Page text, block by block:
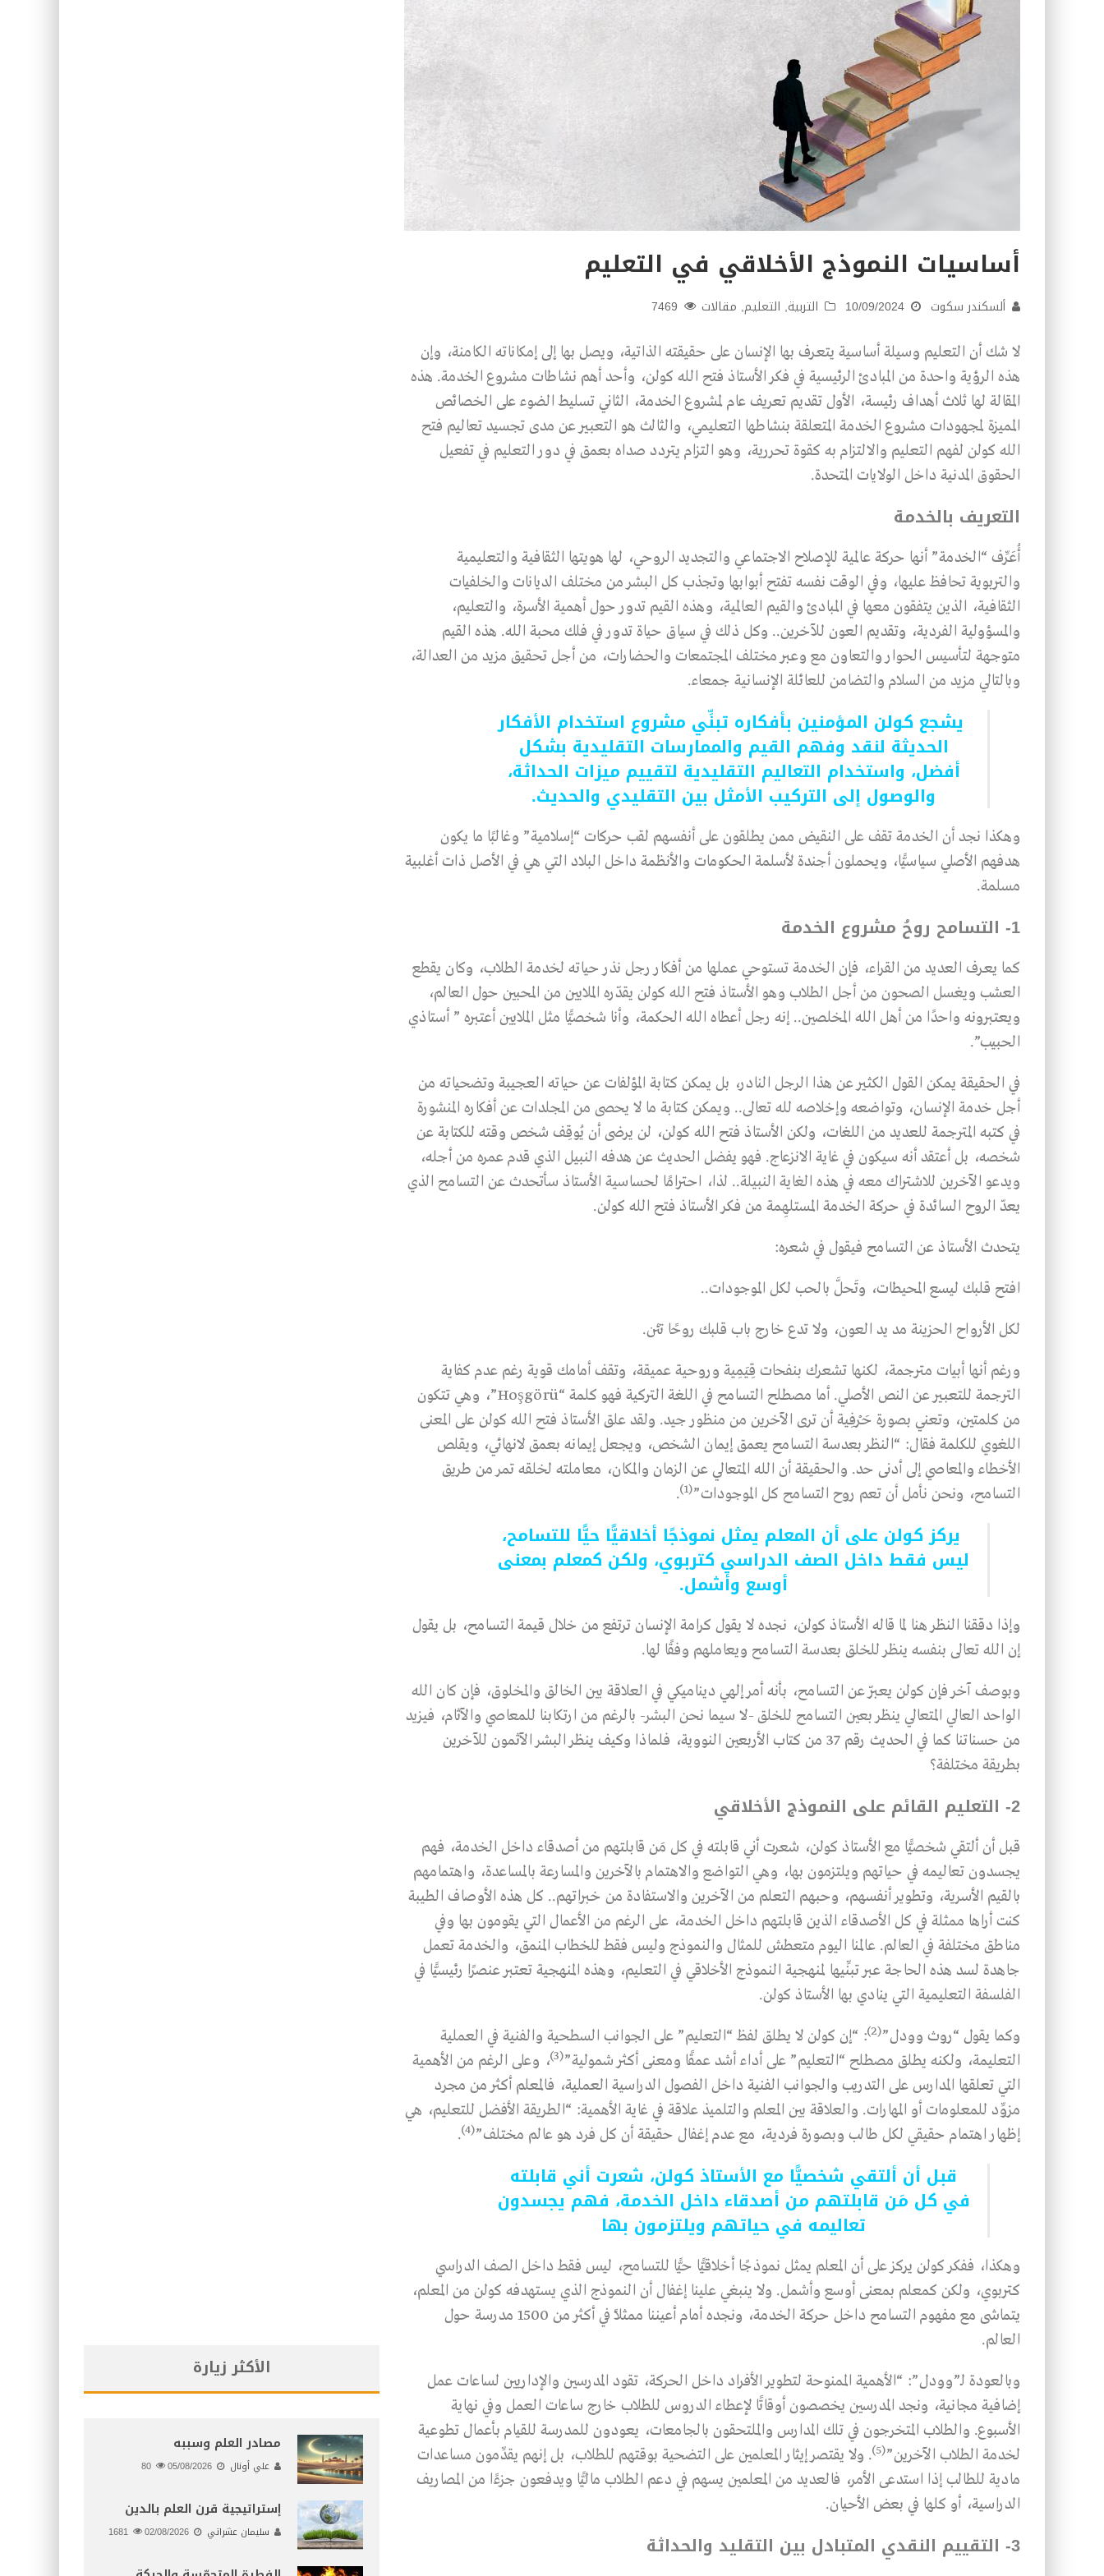
أساسيات النموذج الأخلاقي في التعليم
ألسكندر سكوت 10/09/2024 التربية, التعليم, مقالات
لا شك أن التعليم وسيلة أساسية يتعرف بها الإنسان على حقيقته الذاتية، ويصل بها إلى إمكاناته الكامنة، وإن
هذه الرؤية واحدة من المبادئ الرئيسية في فكر الأستاذ فتح الله كولن، وأحد أهم نشاطات مشروع الخدمة. هذه
المقالة لها ثلاث أهداف رئيسة، الأول تقديم تعريف عام لمشروع الخدمة، الثاني تسليط الضوء على الخصائص
المميزة لمجهودات مشروع الخدمة المتعلقة بنشاطها التعليمي، والثالث هو التعبير عن مدى تجسيد تعاليم فتح
الله كولن لفهم التعليم والالتزام به كقوة تحررية، وهو التزام يتردد صداه بعمق في دور التعليم في تفعيل
الحقوق المدنية داخل الولايات المتحدة.
التعريف بالخدمة
أُعَرِّف “الخدمة” أنها حركة عالمية للإصلاح الاجتماعي والتجديد الروحي، لها هويتها الثقافية والتعليمية
والتربوية تحافظ عليها، وفي الوقت نفسه تفتح أبوابها وتجذب كل البشر من مختلف الديانات والخلفيات
الثقافية، الذين يتفقون معها في المبادئ والقيم العالمية، وهذه القيم تدور حول أهمية الأسرة، والتعليم،
والمسؤولية الفردية، وتقديم العون للآخرين.. وكل ذلك في سياق حياة تدور في فلك محبة الله. هذه القيم
متوجهة لتأسيس الحوار والتعاون مع وعبر مختلف المجتمعات والحضارات، من أجل تحقيق مزيد من العدالة،
وبالتالي مزيد من السلام والتضامن للعائلة الإنسانية جمعاء.
يشجع كولن المؤمنين بأفكاره تبنِّي مشروع استخدام الأفكار
الحديثة لنقد وفهم القيم والممارسات التقليدية بشكل
أفضل، واستخدام التعاليم التقليدية لتقييم ميزات الحداثة،
والوصول إلى التركيب الأمثل بين التقليدي والحديث.
وهكذا نجد أن الخدمة تقف على النقيض ممن يطلقون على أنفسهم لقب حركات “إسلامية” وغالبًا ما يكون
هدفهم الأصلي سياسيًّا، ويحملون أجندة لأسلمة الحكومات والأنظمة داخل البلاد التي هي في الأصل ذات أغلبية
مسلمة.
1- التسامح روحُ مشروع الخدمة
كما يعرف العديد من القراء، فإن الخدمة تستوحي عملها من أفكار رجل نذر حياته لخدمة الطلاب، وكان يقطع
العشب ويغسل الصحون من أجل الطلاب وهو الأستاذ فتح الله كولن يقدّره الملايين من المحبين حول العالم،
ويعتبرونه واحدًا من أهل الله المخلصين.. إنه رجل أعطاه الله الحكمة، وأنا شخصيًّا مثل الملايين أعتبره ” أستاذي
الحبيب”.
في الحقيقة يمكن القول الكثير عن هذا الرجل النادر، بل يمكن كتابة المؤلفات عن حياته العجيبة وتضحياته من
أجل خدمة الإنسان، وتواضعه وإخلاصه لله تعالى.. ويمكن كتابة ما لا يحصى من المجلدات عن أفكاره المنشورة
في كتبه المترجمة للعديد من اللغات، ولكن الأستاذ فتح الله كولن، لن يرضى أن يُوقِف شخص وقته للكتابة عن
شخصه، بل أعتقد أنه سيكون في غاية الانزعاج. فهو يفضل الحديث عن هدفه النبيل الذي قدم عمره من أجله،
ويدعو الآخرين للاشتراك معه في هذه الغاية النبيلة.. لذا، احترامًا لحساسية الأستاذ سأتحدث عن التسامح الذي
يعدّ الروح السائدة في حركة الخدمة المستلهِمة من فكر الأستاذ فتح الله كولن.
يتحدث الأستاذ عن التسامح فيقول في شعره:
افتح قلبك ليسع المحيطات، وتَحلَّ بالحب لكل الموجودات..
لكل الأرواح الحزينة مد يد العون، ولا تدع خارج باب قلبك روحًا تئن.
ورغم أنها أبيات مترجمة، لكنها تشعرك بنفحات قِيَمِية وروحية عميقة، وتقف أمامك قوية رغم عدم كفاية
الترجمة للتعبير عن النص الأصلي. أما مصطلح التسامح في اللغة التركية فهو كلمة “Hoşgörü”، وهي تتكون
من كلمتين، وتعني بصورة حَرْفِية أن ترى الآخرين من منظور جيد. ولقد علق الأستاذ فتح الله كولن على المعنى
اللغوي للكلمة فقال: “النظر بعدسة التسامح يعمق إيمان الشخص، ويجعل إيمانه بعمق لانهائي، ويقلص
الأخطاء والمعاصي إلى أدنى حد. والحقيقة أن الله المتعالي عن الزمان والمكان، معاملته لخلقه تمر من طريق
التسامح، ونحن نأمل أن تعم روح التسامح كل الموجودات”(1)
.
يركز كولن على أن المعلم يمثل نموذجًا أخلاقيًّا حيًّا للتسامح،
ليس فقط داخل الصف الدراسي كتربوي، ولكن كمعلم بمعنى
أوسع وأشمل.
وإذا دققنا النظر هنا لما قاله الأستاذ كولن، نجده لا يقول كرامة الإنسان ترتفع من خلال قيمة التسامح، بل يقول
إن الله تعالى بنفسه ينظر للخلق بعدسة التسامح ويعاملهم وفقًا لها.
وبوصف آخر فإن كولن يعبّر عن التسامح، بأنه أمر إلهي ديناميكي في العلاقة بين الخالق والمخلوق، فإن كان الله
الواحد العالي المتعالي ينظر بعين التسامح للخلق -لا سيما نحن البشر- بالرغم من ارتكابنا للمعاصي والآثام، فيزيد
من حسناتنا كما في الحديث رقم 37 من كتاب الأربعين النووية، فلماذا وكيف ينظر البشر الآثمون للآخرين
بطريقة مختلفة؟
2- التعليم القائم على النموذج الأخلاقي
قبل أن ألتقي شخصيًّا مع الأستاذ كولن، شعرت أني قابلته في كل مَن قابلتهم من أصدقاء داخل الخدمة، فهم
يجسدون تعاليمه في حياتهم ويلتزمون بها، وهي التواضع والاهتمام بالآخرين والمسارعة بالمساعدة، واهتمامهم
بالقيم الأسرية، وتطوير أنفسهم، وحبهم التعلم من الآخرين والاستفادة من خبراتهم.. كل هذه الأوصاف الطيبة
كنت أراها ممثلة في كل الأصدقاء الذين قابلتهم داخل الخدمة، على الرغم من الأعمال التي يقومون بها وفي
مناطق مختلفة في العالم. عالمنا اليوم متعطش للمثال والنموذج وليس فقط للخطاب المنمق، والخدمة تعمل
جاهدة لسد هذه الحاجة عبر تبنِّيها لمنهجية النموذج الأخلاقي في التعليم، وهذه المنهجية تعتبر عنصرًا رئيسيًّا في
الفلسفة التعليمية التي ينادي بها الأستاذ كولن.
وكما يقول “روث وودل”(2)
: “إن كولن لا يطلق لفظ “التعليم” على الجوانب السطحية والفنية في العملية
التعليمة، ولكنه يطلق مصطلح “التعليم” على أداء أشد عمقًا ومعنى أكثر شمولية”(3)
، وعلى الرغم من الأهمية
التي تعلقها المدارس على التدريب والجوانب الفنية داخل الفصول الدراسية العملية، فالمعلم أكثر من مجرد
مزوِّد للمعلومات أو المهارات. والعلاقة بين المعلم والتلميذ علاقة في غاية الأهمية: “الطريقة الأفضل للتعليم، هي
إظهار اهتمام حقيقي لكل طالب وبصورة فردية، مع عدم إغفال حقيقة أن كل فرد هو عالم مختلف”(4)
.
قبل أن ألتقي شخصيًّا مع الأستاذ كولن، شعرت أني قابلته
في كل مَن قابلتهم من أصدقاء داخل الخدمة، فهم يجسدون
تعاليمه في حياتهم ويلتزمون بها
وهكذا، ففكر كولن يركز على أن المعلم يمثل نموذجًا أخلاقيًّا حيًّا للتسامح، ليس فقط داخل الصف الدراسي
كتربوي، ولكن كمعلم بمعنى أوسع وأشمل. ولا ينبغي علينا إغفال أن النموذج الذي يستهدفه كولن من المعلم،
يتماشى مع مفهوم التسامح داخل حركة الخدمة، ونجده أمام أعيننا ممثلاً في أكثر من 1500 مدرسة حول
العالم.
وبالعودة لـ”وودل”: “الأهمية الممنوحة لتطوير الأفراد داخل الحركة، تقود المدرسين والإداريين لساعات عمل
إضافية مجانية، ونجد المدرسين يخصصون أوقاتًا لإعطاء الدروس للطلاب خارج ساعات العمل وفي نهاية
الأسبوع. والطلاب المتخرجون في تلك المدارس والملتحقون بالجامعات، يعودون للمدرسة للقيام بأعمال تطوعية
لخدمة الطلاب الآخرين”(5)
. ولا يقتصر إيثار المعلمين على التضحية بوقتهم للطلاب، بل إنهم يقدِّمون مساعدات
مادية للطالب إذا استدعى الأمر، فالعديد من المعلمين يسهم في دعم الطلاب ماليًّا ويدفعون جزءًا من المصاريف
الدراسية، أو كلها في بعض الأحيان.
3- التقييم النقدي المتبادل بين التقليد والحداثة
الأكثر زيارة
مصادر العلم وسببه
علي أونال 05/08/2026
إستراتيجية قرن العلم بالدين
سليمان عشراتي 02/08/2026